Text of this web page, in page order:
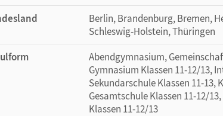
Berlin, Brandenburg, Bremen,
Schleswig-Holstein, Thüringen
Abendgymnasium,
Gymnasium Klassen 11-12/13,
Sekundarschule Klassen 11-13,
Gesamtschule Klassen 11-12/
Klassen 11-12/13